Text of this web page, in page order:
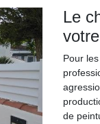
Le
Pour
de